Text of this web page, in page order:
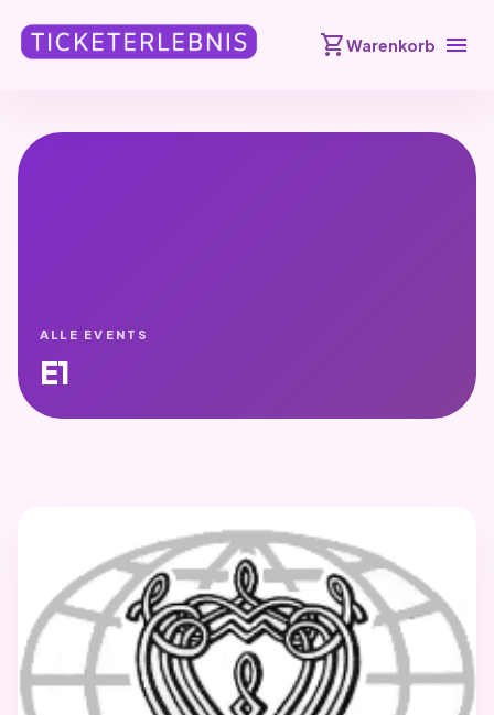
shopping_cartWarenkorb menu
ALLE EVENTS
E1